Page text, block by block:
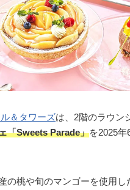
＆タワーズは、2階のラウン
「Sweets Parade」を2025
の桃や旬のマンゴーを使用